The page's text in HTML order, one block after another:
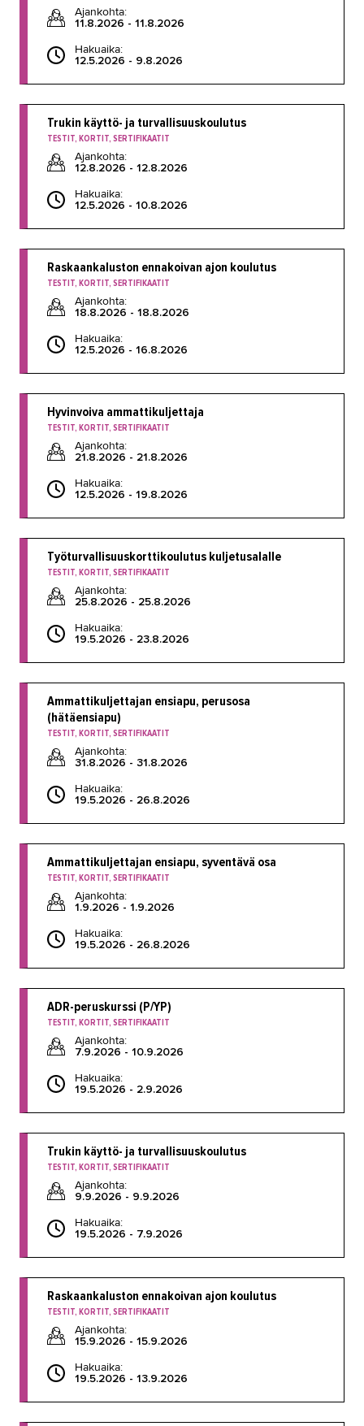
Studies in English
OPISKELIJAKSI
YRITYKSILLE
TAKK
AJANKOHTAISTA
OMA TAKK
IN ENGLISH
Ajankohta:
11.8.2026 - 11.8.2026
Hakuaika:
12.5.2026 - 9.8.2026
Trukin käyttö- ja turvallisuuskoulutus
TESTIT, KORTIT, SERTIFIKAATIT
Ajankohta:
12.8.2026 - 12.8.2026
Hakuaika:
12.5.2026 - 10.8.2026
Raskaankaluston ennakoivan ajon koulutus
TESTIT, KORTIT, SERTIFIKAATIT
Ajankohta:
18.8.2026 - 18.8.2026
Hakuaika:
12.5.2026 - 16.8.2026
Hyvinvoiva ammattikuljettaja
TESTIT, KORTIT, SERTIFIKAATIT
Ajankohta:
21.8.2026 - 21.8.2026
Hakuaika:
12.5.2026 - 19.8.2026
Työturvallisuuskorttikoulutus kuljetusalalle
TESTIT, KORTIT, SERTIFIKAATIT
Ajankohta:
25.8.2026 - 25.8.2026
Hakuaika:
19.5.2026 - 23.8.2026
Ammattikuljettajan ensiapu, perusosa
(hätäensiapu)
TESTIT, KORTIT, SERTIFIKAATIT
Ajankohta:
31.8.2026 - 31.8.2026
Hakuaika:
19.5.2026 - 26.8.2026
Ammattikuljettajan ensiapu, syventävä osa
TESTIT, KORTIT, SERTIFIKAATIT
Ajankohta:
1.9.2026 - 1.9.2026
Hakuaika:
19.5.2026 - 26.8.2026
ADR-peruskurssi (P/YP)
TESTIT, KORTIT, SERTIFIKAATIT
Ajankohta:
7.9.2026 - 10.9.2026
Hakuaika:
19.5.2026 - 2.9.2026
Trukin käyttö- ja turvallisuuskoulutus
TESTIT, KORTIT, SERTIFIKAATIT
Ajankohta:
9.9.2026 - 9.9.2026
Hakuaika:
19.5.2026 - 7.9.2026
Raskaankaluston ennakoivan ajon koulutus
TESTIT, KORTIT, SERTIFIKAATIT
Ajankohta:
15.9.2026 - 15.9.2026
Hakuaika:
19.5.2026 - 13.9.2026